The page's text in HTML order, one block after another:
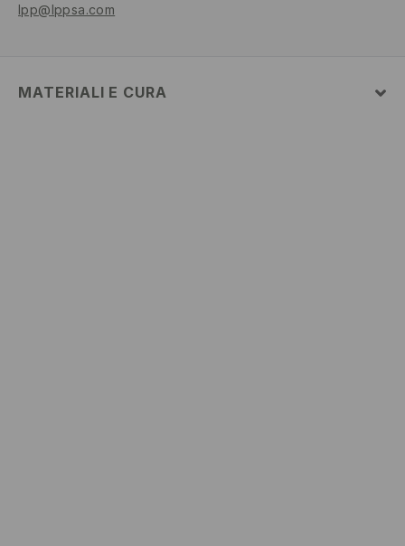
lpp@lppsa.com
MATERIALI E CURA